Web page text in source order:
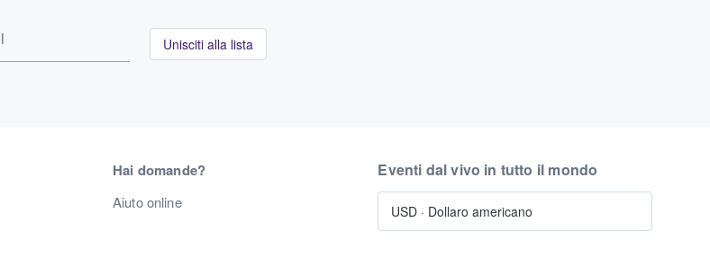
Unisciti alla lista
Hai domande?
Aiuto online
Eventi dal vivo in tutto il mondo
USD · Dollaro americano